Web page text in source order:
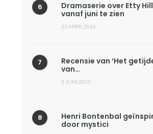
Dramaserie over Etty
vanaf juni te zien
23 APRIL 2026
Recensie van ‘Het
van…
3 JUNI 2023
Henri Bontenbal
door mystici